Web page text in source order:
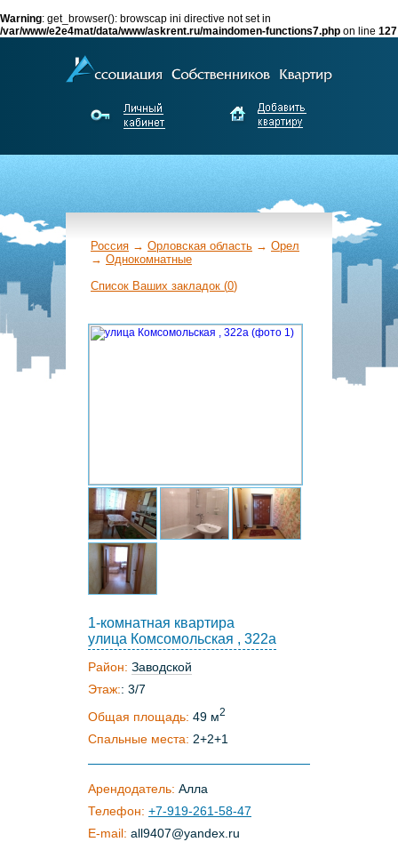
Warning: get_browser(): browscap ini directive not set in
/var/www/e2e4mat/data/www/askrent.ru/maindomen-functions7.php on line 127
Россия → Орловская область → Орел
→ Однокомнатные
←
Список Ваших закладок (0)
1-комнатная квартира
улица Комсомольская , 322а
Район: Заводской
Этаж:: 3/7
Общая площадь: 49 м2
Спальные места: 2+2+1
Арендодатель: Алла
Телефон: +7-919-261-58-47
E-mail: all9407@yandex ru